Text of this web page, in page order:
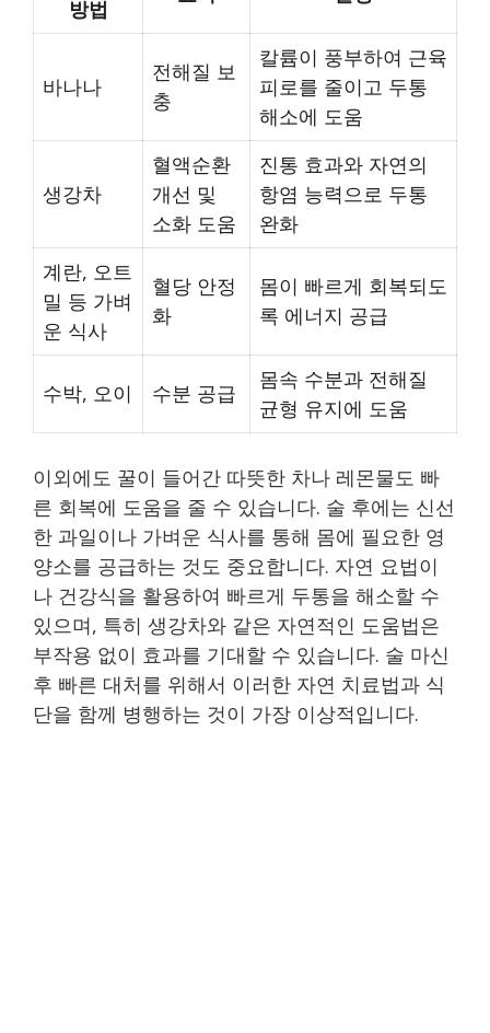
방법
바나나
전해질 보
충
칼륨이 풍부하여 근육
피로를 줄이고 두통
해소에 도움
생강차
혈액순환
개선 및
소화 도움
진통 효과와 자연의
항염 능력으로 두통
완화
계란, 오트
밀 등 가벼
운 식사
혈당 안정
화
몸이 빠르게 회복되도
록 에너지 공급
수박, 오이 수분 공급
몸속 수분과 전해질
균형 유지에 도움
이외에도 꿀이 들어간 따뜻한 차나 레몬물도 빠
른 회복에 도움을 줄 수 있습니다. 술 후에는 신선
한 과일이나 가벼운 식사를 통해 몸에 필요한 영
양소를 공급하는 것도 중요합니다. 자연 요법이
나 건강식을 활용하여 빠르게 두통을 해소할 수
있으며, 특히 생강차와 같은 자연적인 도움법은
부작용 없이 효과를 기대할 수 있습니다. 술 마신
후 빠른 대처를 위해서 이러한 자연 치료법과 식
단을 함께 병행하는 것이 가장 이상적입니다.